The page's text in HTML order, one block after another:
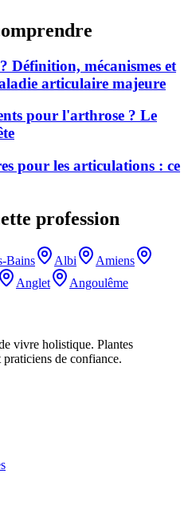
Définition, mécanismes et
articulaire majeure
pour l'arthrose ? Le
pour les articulations : ce
profession
Bains Albi
Amiens
Anglet Angoulême
vivre holistique. Plantes
de confiance.